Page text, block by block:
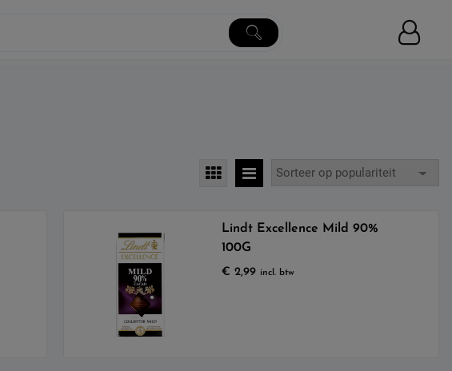
Lindt Excellence Mild 90%
100G
€ 2,99 incl. btw